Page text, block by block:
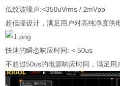
低纹波噪声:<350uVrms / 2mVpp
超低噪设计，满足用户对高纯净度供
快速的瞬态响应时间: < 50us
不超过50us的电源响应时间，满足用